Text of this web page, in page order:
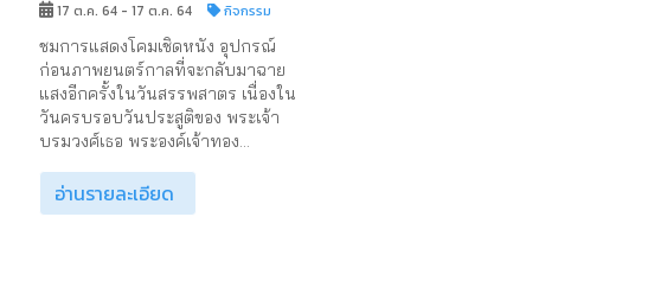
17 ต.ค. 64 - 17 ต.ค. 64 กิจกรรม
ชมการแสดงโคมเชิดหนัง อุปกรณ์
ก่อนภาพยนตร์กาลที่จะกลับมาฉาย
แสงอีกครั้งในวันสรรพสาตร เนื่องใน
วันครบรอบวันประสูติของ พระเจ้า
บรมวงศ์เธอ พระองค์เจ้าทอง...
อ่านรายละเอียด